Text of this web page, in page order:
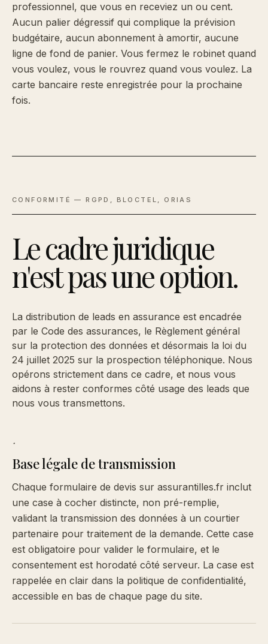
professionnel, que vous en receviez un ou cent.
Aucun palier dégressif qui complique la prévision
budgétaire, aucun abonnement à amortir, aucune
ligne de fond de panier. Vous fermez le robinet quand
vous voulez, vous le rouvrez quand vous voulez. La
carte bancaire reste enregistrée pour la prochaine
fois.
CONFORMITÉ — RGPD, BLOCTEL, ORIAS
Le cadre juridique
n'est pas une option.
La distribution de leads en assurance est encadrée
par le Code des assurances, le Règlement général
sur la protection des données et désormais la loi du
24 juillet 2025 sur la prospection téléphonique. Nous
opérons strictement dans ce cadre, et nous vous
aidons à rester conformes côté usage des leads que
nous vous transmettons.
·
Base légale de transmission
Chaque formulaire de devis sur assurantilles.fr inclut
une case à cocher distincte, non pré-remplie,
validant la transmission des données à un courtier
partenaire pour traitement de la demande. Cette case
est obligatoire pour valider le formulaire, et le
consentement est horodaté côté serveur. La case est
rappelée en clair dans la politique de confidentialité,
accessible en bas de chaque page du site.